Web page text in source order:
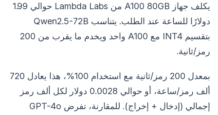
يكلف جهاز A100 80GB من Lambda Labs حوالي 1.99
دولارًا للساعة عند الطلب. يتناسب Qwen2.5-72B
بتقسيم INT4 مع A100 واحد ويخدم ما يقرب من 200
رمز/ثانية.
بمعدل 200 رمز/ثانية مع استخدام 100%، هذا يعادل 720
ألف رمز/ساعة، أو حوالي 0.0028 دولار لكل ألف رمز
إجمالي (إدخال + إخراج). للمقارنة، تفرض GPT-4o